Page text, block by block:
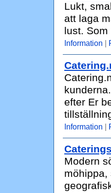
Lukt,
att laga
lust.
Information |
efter Er
Information |
Modern
möhippa,